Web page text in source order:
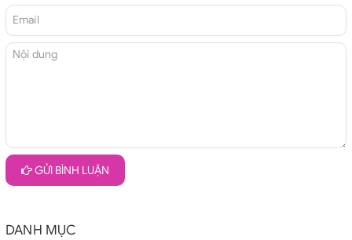
GỬI BÌNH LUẬN
DANH MỤC